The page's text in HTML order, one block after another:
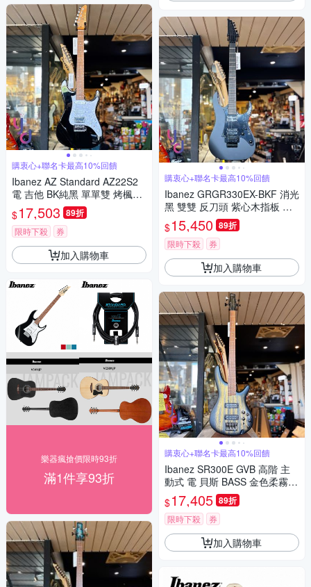
購衷心+聯名卡最高10%回饋
Ibanez AZ Standard AZ22S2
電 吉他 BK純黑 單單雙 烤楓木
琴頸 終身保固
$17,503 89折
限時下殺 券
加入購物車
樂器瘋搶價限時93折
滿1件享93折
購衷心+聯名卡最高10%回饋
Ibanez GRGR330EX-BKF 消光
黑 雙雙 反刀頭 紫心木指板 大
搖 電吉他 公司貨 終身保固
$15,450 89折
限時下殺 券
加入購物車
購衷心+聯名卡最高10%回饋
Ibanez SR300E GVB 高階 主
動式 電 貝斯 BASS 金色柔霧
限量色 印尼廠 終身保固
$17,405 89折
限時下殺 券
加入購物車